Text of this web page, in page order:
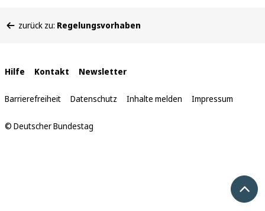
befinden
zurück zu: Regelungsvorhaben
Interne
Links
Hilfe Kontakt Newsletter
Barrierefreiheit Datenschutz Inhalte melden Impressum
© Deutscher Bundestag